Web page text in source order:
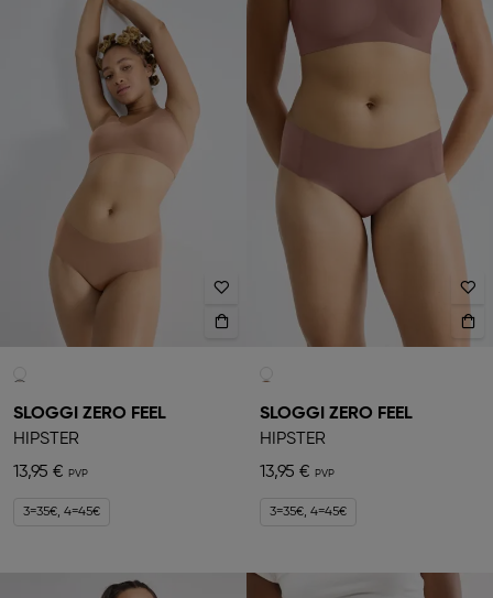
SLOGGI ZERO FEEL
HIPSTER
13,95 €
3=35€, 4=45€
SLOGGI ZERO FEEL
HIPSTER
13,95 €
3=35€, 4=45€